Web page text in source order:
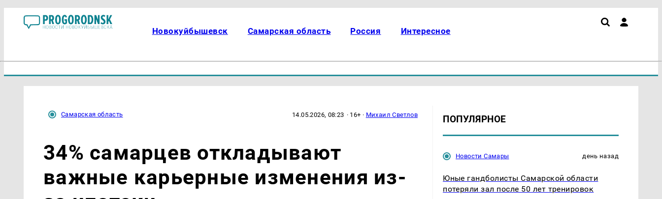
Новокуйбышевск Самарская область Россия Интересное
Самарская область 14.05.2026, 08:23 · 16+ · Михаил Светлов
34% самарцев откладывают
важные карьерные изменения из-
ПОПУЛЯРНОЕ
Новости Самары день назад
Юные гандболисты Самарской области
потеряли зал после 50 лет тренировок